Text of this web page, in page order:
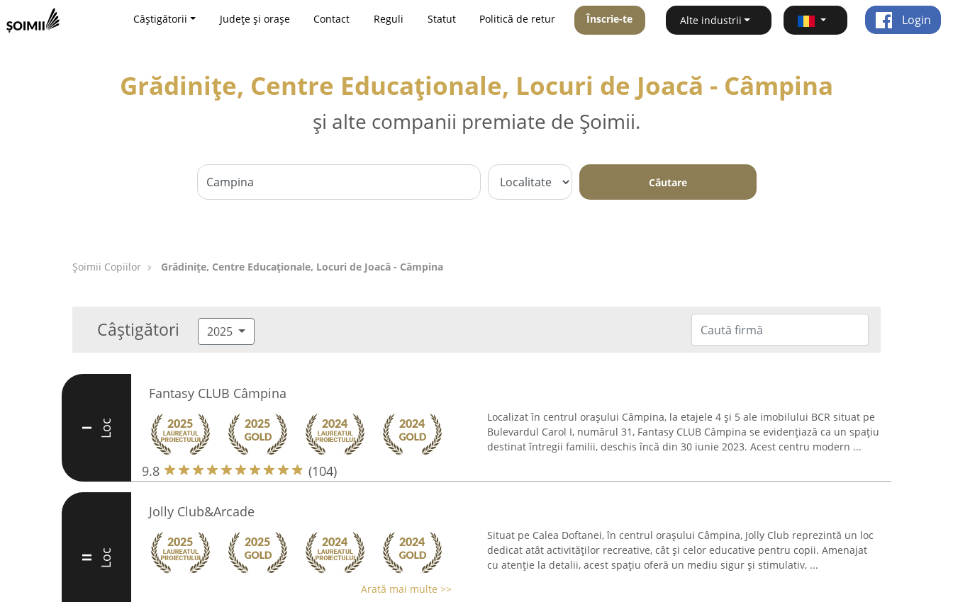
Câștigătorii Județe și orașe Contact Reguli Statut Politică de retur Înscrie-te Alte industrii Login
Grădinițe, Centre Educaționale, Locuri de Joacă - Câmpina
și alte companii premiate de Șoimii.
Căutare
Șoimii Copiilor Grădinițe, Centre Educaționale, Locuri de Joacă - Câmpina
Câștigători 2025
I Loc
Fantasy CLUB Câmpina
9.8 (104)
Localizat în centrul orașului Câmpina, la etajele 4 și 5 ale imobilului BCR situat pe
Bulevardul Carol I, numărul 31, Fantasy CLUB Câmpina se evidențiază ca un spațiu
destinat întregii familii, deschis încă din 30 iunie 2023. Acest centru modern ...
II Loc
Jolly Club&Arcade
Arată mai multe >>
Situat pe Calea Doftanei, în centrul orașului Câmpina, Jolly Club reprezintă un loc
dedicat atât activităților recreative, cât și celor educative pentru copii. Amenajat
cu atenție la detalii, acest spațiu oferă un mediu sigur și stimulativ, ...